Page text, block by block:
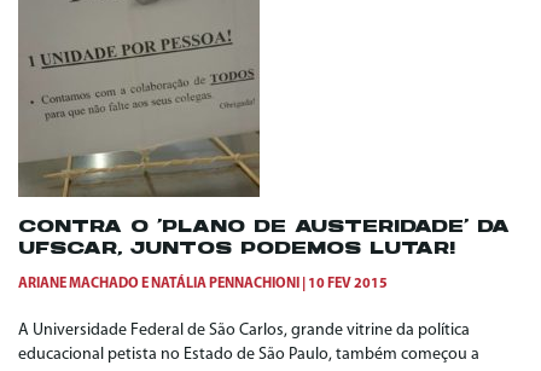
CONTRA O ‘PLANO DE AUSTERIDADE’ DA
UFSCAR, JUNTOS PODEMOS LUTAR!
ARIANE MACHADO E NATÁLIA PENNACHIONI 10 FEV 2015
A Universidade Federal de São Carlos, grande vitrine da política
educacional petista no Estado de São Paulo, também começou a